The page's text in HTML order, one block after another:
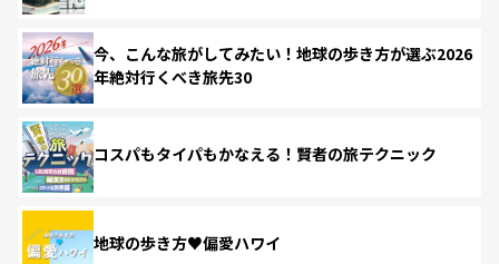
今、こんな旅がしてみたい！地球の歩き方が選ぶ2026
年絶対行くべき旅先30
コスパもタイパもかなえる！賢者の旅テクニック
地球の歩き方♥偏愛ハワイ